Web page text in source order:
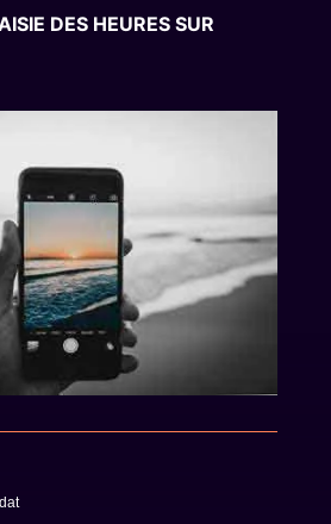
DES HEURES SUR